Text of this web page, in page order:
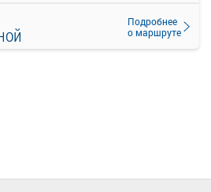
Подробнее
о маршруте